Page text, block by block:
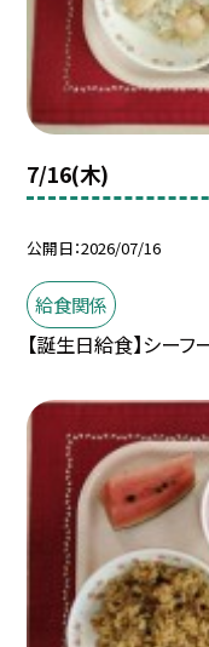
7/16(木)
公開日 2026/07/16
給食関係
【誕生日給食】シーフ